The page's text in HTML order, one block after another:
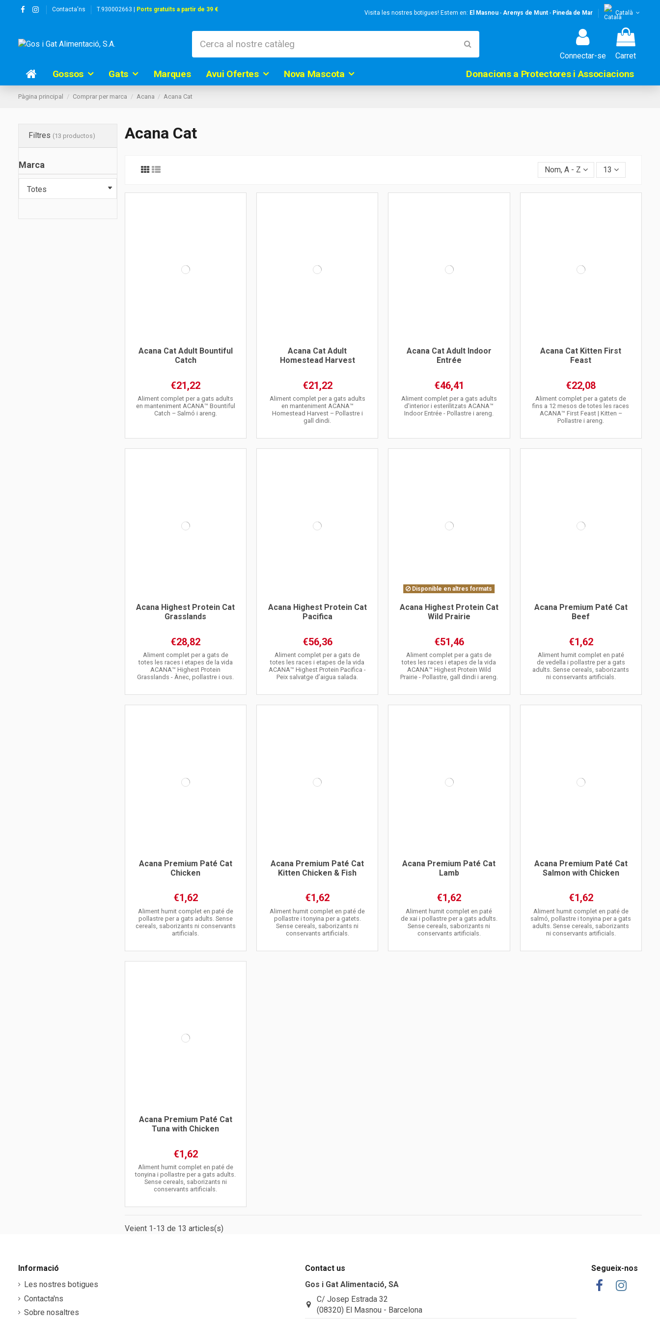
Contacta'ns T.930002663 | Ports gratuïts a partir de 39 €
Visita les nostres botigues! Estem en: El Masnou- Arenys de Munt- Pineda de Mar Català
Connectar-se Carret
Gossos Gats Marques Avui Ofertes Nova Mascota Donacions a Protectores i Associacions
Pàgina principal Comprar per marca Acana Acana Cat
Acana Cat
Nom, A - Z 13
Acana Cat Adult Bountiful
Catch
€21,22
Aliment complet per a gats adults
en manteniment ACANA™ Bountiful
Catch – Salmó i areng.
Acana Cat Adult
Homestead Harvest
€21,22
Aliment complet per a gats adults
en manteniment ACANA™
Homestead Harvest – Pollastre i
gall dindi.
Acana Cat Adult Indoor
Entrée
€46,41
Aliment complet per a gats adults
d'interior i esterilitzats ACANA™
Indoor Entrée - Pollastre i areng.
Acana Cat Kitten First
Feast
€22,08
Aliment complet per a gatets de
fins a 12 mesos de totes les races
ACANA™ First Feast | Kitten –
Pollastre i areng.
Acana Highest Protein Cat
Grasslands
€28,82
Aliment complet per a gats de
totes les races i etapes de la vida
ACANA™ Highest Protein
Grasslands - Ànec, pollastre i ous.
Acana Highest Protein Cat
Pacifica
€56,36
Aliment complet per a gats de
totes les races i etapes de la vida
ACANA™ Highest Protein Pacifica -
Peix salvatge d’aigua salada.
Disponible en altres formats
Acana Highest Protein Cat
Wild Prairie
€51,46
Aliment complet per a gats de
totes les races i etapes de la vida
ACANA™ Highest Protein Wild
Prairie - Pollastre, gall dindi i areng.
Acana Premium Paté Cat
Beef
€1,62
Aliment humit complet en paté
de vedella i pollastre per a gats
adults. Sense cereals, saborizants
ni conservants artificials.
Acana Premium Paté Cat
Chicken
€1,62
Aliment humit complet en paté de
pollastre per a gats adults. Sense
cereals, saborizants ni conservants
artificials.
Acana Premium Paté Cat
Kitten Chicken & Fish
€1,62
Aliment humit complet en paté de
pollastre i tonyina per a gatets.
Sense cereals, saborizants ni
conservants artificials.
Acana Premium Paté Cat
Lamb
€1,62
Aliment humit complet en paté
de xai i pollastre per a gats adults.
Sense cereals, saborizants ni
conservants artificials.
Acana Premium Paté Cat
Salmon with Chicken
€1,62
Aliment humit complet en paté de
salmó, pollastre i tonyina per a gats
adults. Sense cereals, saborizants
ni conservants artificials.
Acana Premium Paté Cat
Tuna with Chicken
€1,62
Aliment humit complet en paté de
tonyina i pollastre per a gats adults.
Sense cereals, saborizants ni
conservants artificials.
Veient 1-13 de 13 articles(s)
Filtres (13 productos)
Marca
Informació
Les nostres botigues
Contacta'ns
Sobre nosaltres
Contact us
Gos i Gat Alimentació, SA
C/ Josep Estrada 32
(08320) El Masnou - Barcelona
Segueix-nos